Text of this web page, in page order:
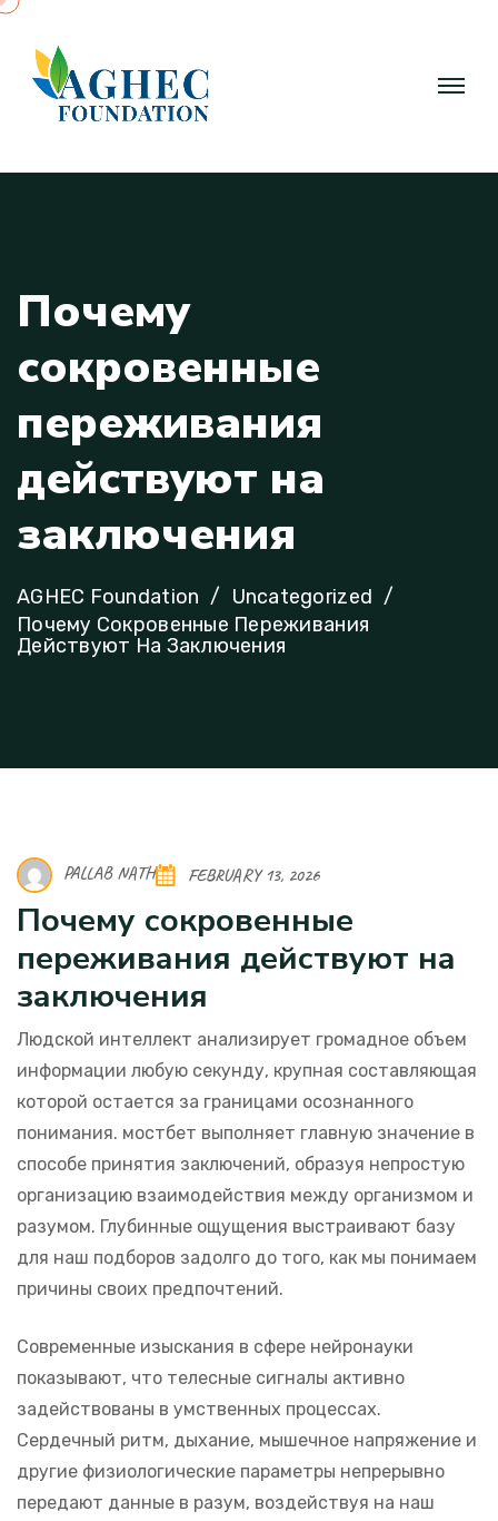
Почему
сокровенные
переживания
действуют на
заключения
AGHEC Foundation
Uncategorized
Почему Сокровенные Переживания
Действуют На Заключения
PALLAB NATH FEBRUARY 13, 2026
Почему сокровенные
переживания действуют на
заключения
Людской интеллект анализирует громадное объем
информации любую секунду, крупная составляющая
которой остается за границами осознанного
понимания. мостбет выполняет главную значение в
способе принятия заключений, образуя непростую
организацию взаимодействия между организмом и
разумом. Глубинные ощущения выстраивают базу
для наш подборов задолго до того, как мы понимаем
причины своих предпочтений.
Современные изыскания в сфере нейронауки
показывают, что телесные сигналы активно
задействованы в умственных процессах.
Сердечный ритм, дыхание, мышечное напряжение и
другие физиологические параметры непрерывно
передают данные в разум, воздействуя на наш